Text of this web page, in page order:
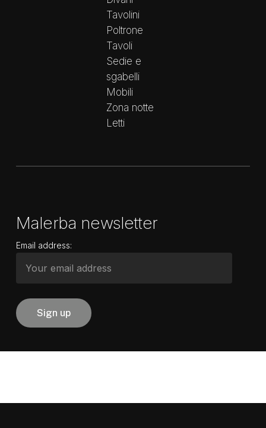
Tavolini
Poltrone
Tavoli
Sedie e
sgabelli
Mobili
Zona notte
Letti
Malerba newsletter
Email address: